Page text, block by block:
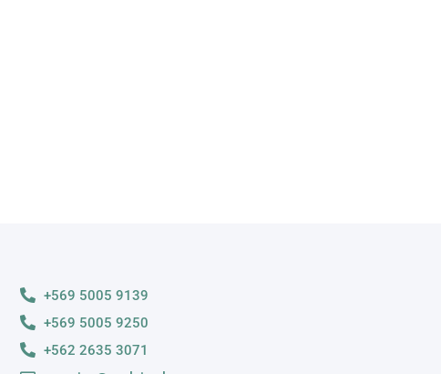
+569 5005 9139
+569 5005 9250
+562 2635 3071